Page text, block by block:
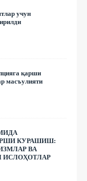
учун
қарши
масъулияти
КУРАШИШ:
ВА
ИСЛОҲОТЛАР